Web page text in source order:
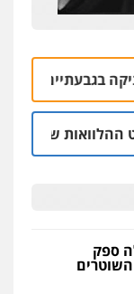
06.08 | 22:58
של משפחת הרינג
ספק